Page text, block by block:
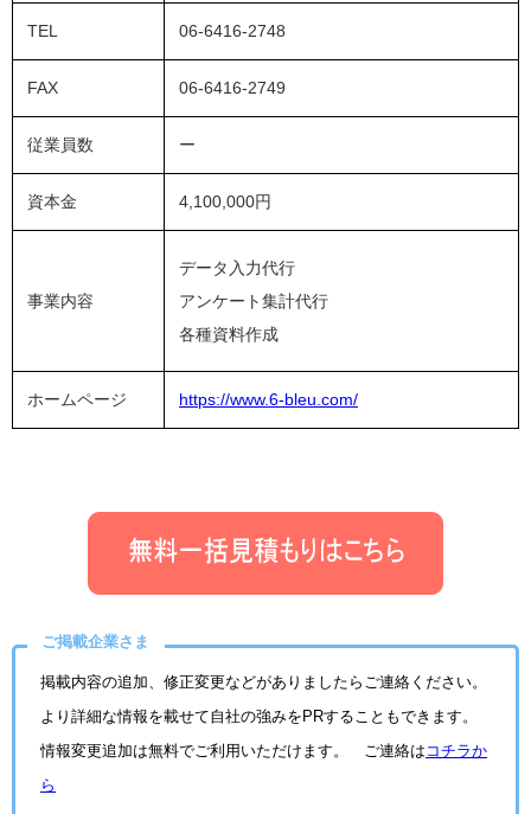
TEL 06-6416-2748
FAX 06-6416-2749
従業員数 ー
資本金 4,100,000円
事業内容
データ入力代行
アンケート集計代行
各種資料作成
ホームページ https://www.6-bleu.com/
ご掲載企業さま
掲載内容の追加、修正変更などがありましたらご連絡ください。
より詳細な情報を載せて自社の強みをPRすることもできます。
情報変更追加は無料でご利用いただけます。 ご連絡は コチラか
ら